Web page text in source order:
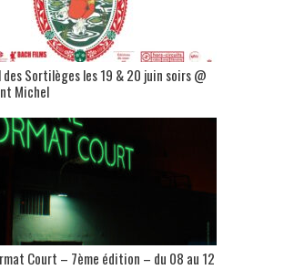
Sortilèges les 19 & 20 juin soirs @
Michel
Court – 7ème édition – du 08 au 12